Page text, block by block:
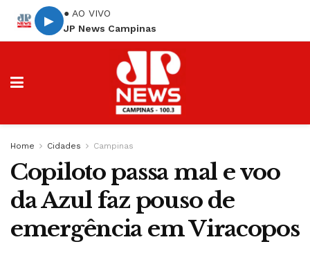
▶
● AO VIVO
JP News Campinas
Home Cidades Campinas
Copiloto passa mal e voo
da Azul faz pouso de
emergência em Viracopos